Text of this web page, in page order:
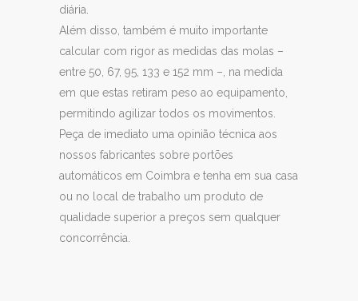
diária.
Além disso, também é muito importante
calcular com rigor as medidas das molas –
entre 50, 67, 95, 133 e 152 mm –, na medida
em que estas retiram peso ao equipamento,
permitindo agilizar todos os movimentos.
Peça de imediato uma opinião técnica aos
nossos fabricantes sobre portões
automáticos em Coimbra e tenha em sua casa
ou no local de trabalho um produto de
qualidade superior a preços sem qualquer
concorrência.